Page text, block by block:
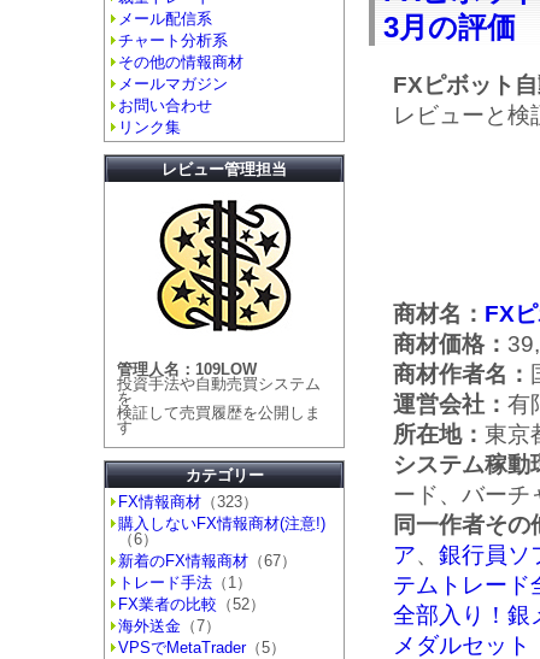
3月の評価
FXピボット
レビューと検
商材名： FX
商材価格：
商材作者名：
運営会社： 有
所在地： 東京
システム稼動
ード、バーチ
同一作者その
ア、 銀行員ソ
テムトレード
全部入り！銀
メダルセット
メール配信系
チャート分析系
その他の情報商材
メールマガジン
お問い合わせ
リンク集
レビュー管理担当
管理人名：109LOW
投資手法や自動売買システム
を
検証して売買履歴を公開しま
す
カテゴリー
FX情報商材 （323）
購入しないFX情報商材(注意!)
（6）
新着のFX情報商材 （67）
トレード手法 （1）
FX業者の比較 （52）
海外送金 （7）
VPSでMetaTrader（5）